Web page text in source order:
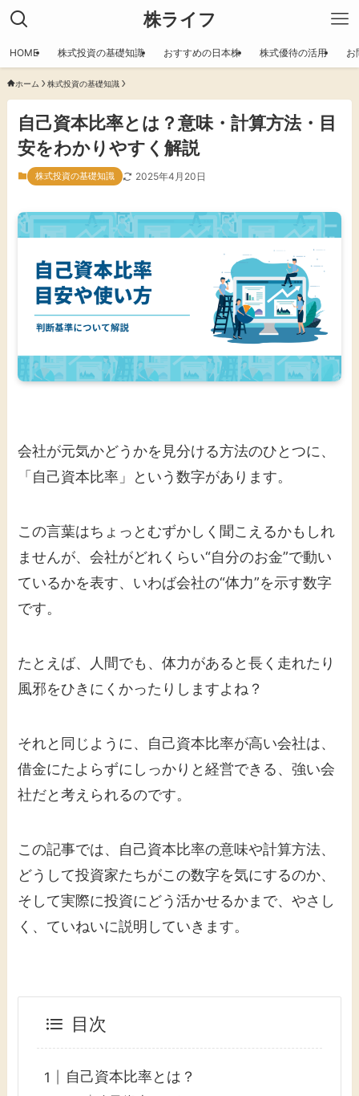
株ライフ
HOME 株式投資の基礎知識 おすすめの日本株 株式優待の活用 お
ホーム 株式投資の基礎知識
自己資本比率とは？意味・計算方法・目
安をわかりやすく解説
株式投資の基礎知識 2025年4月20日
会社が元気かどうかを見分ける方法のひとつに、
「自己資本比率」という数字があります。
この言葉はちょっとむずかしく聞こえるかもしれ
ませんが、会社がどれくらい“自分のお金”で動い
ているかを表す、いわば会社の“体力”を示す数字
です。
たとえば、人間でも、体力があると長く走れたり
風邪をひきにくかったりしますよね？
それと同じように、自己資本比率が高い会社は、
借金にたよらずにしっかりと経営できる、強い会
社だと考えられるのです。
この記事では、自己資本比率の意味や計算方法、
どうして投資家たちがこの数字を気にするのか、
そして実際に投資にどう活かせるかまで、やさし
く、ていねいに説明していきます。
目次
自己資本比率とは？